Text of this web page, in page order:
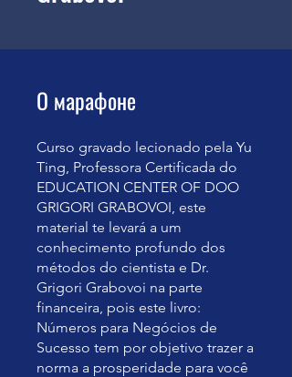
О марафоне
Curso gravado lecionado pela Yu
Ting, Professora Certificada do
EDUCATION CENTER OF DOO
GRIGORI GRABOVOI, este
material te levará a um
conhecimento profundo dos
métodos do cientista e Dr.
Grigori Grabovoi na parte
financeira, pois este livro:
Números para Negócios de
Sucesso tem por objetivo trazer a
norma a prosperidade para você